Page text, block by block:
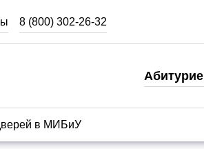
8 (800) 302-26-32
Студенческая жизнь
в МИБиУ